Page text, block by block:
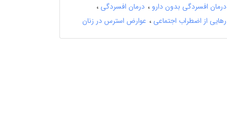
درمان افسردگی بدون دارو
درمان افسردگی
رهایی از اضطراب اجتماعی
عوارض استرس در زنان